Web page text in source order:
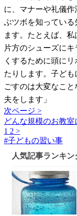
に、マナーや礼儀
ぶツボを知ってい
ます。たとえば、
片方のシューズに
くするために頭に
たりします。子ど
ごすのは大変なこ
夫をします」
次ページ >
どんな規模のお教
1 2 >
#子どもの習い事
人気記事ランキン